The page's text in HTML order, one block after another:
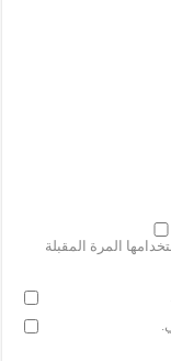
المرة المقبلة